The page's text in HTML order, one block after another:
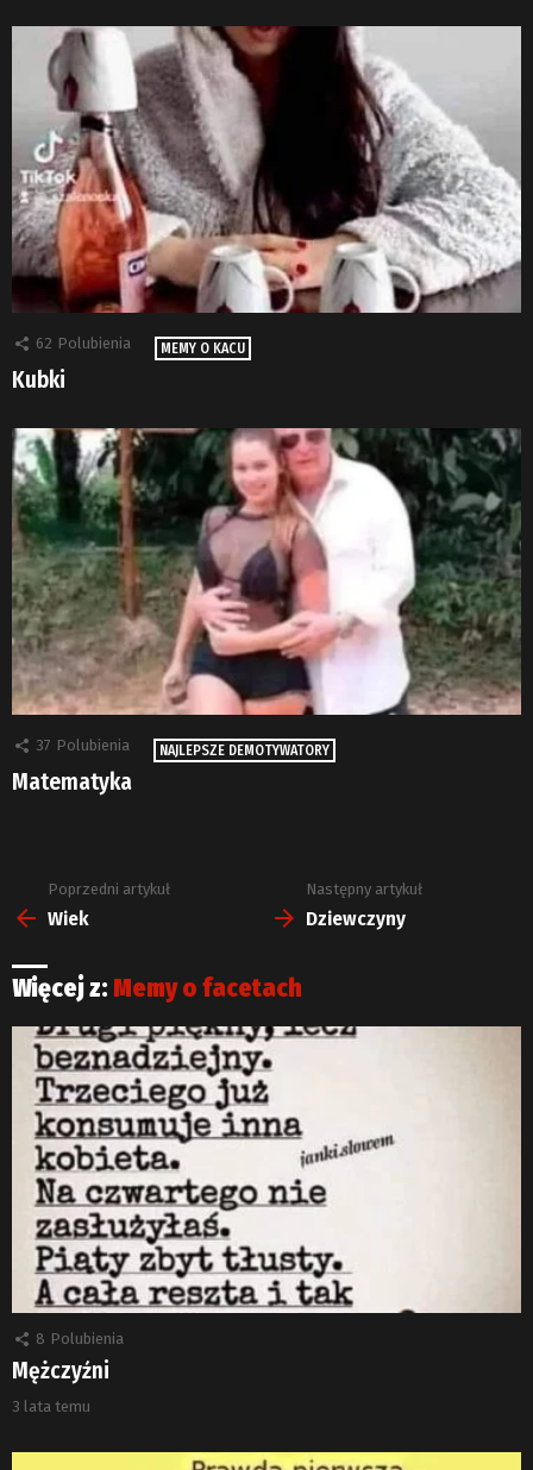
62 Polubienia MEMY O KACU
Kubki
37 Polubienia NAJLEPSZE DEMOTYWATORY
Matematyka
Zobacz
więcej
Poprzedni artykuł
Wiek
Następny artykuł
Dziewczyny
Więcej z: Memy o facetach
8 Polubienia
Mężczyźni
3 lata temu